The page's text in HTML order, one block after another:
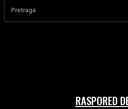
Pretraga
RASPORED